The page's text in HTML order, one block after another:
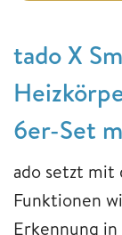
tado X
6er-Set
ado setzt mit
Funktionen
Erkennung